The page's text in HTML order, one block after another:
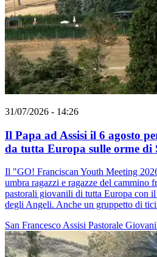
31/07/2026 - 14:26
Il Papa ad Assisi il 6 agosto
da tutta Europa sulle orme di
Il "GO! Franciscan Youth Meeting
umbra ragazzi e ragazze del cammino
pastorali giovanili di tutta Europa con
degli Angeli. Anche un gruppetto di
San FrancescoAssisi Pastorale